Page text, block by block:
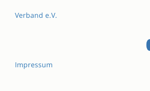
Verband e.V.
Impressum